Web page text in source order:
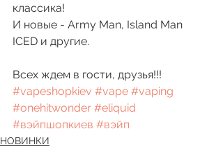
классика!
И новые - Army Man, Island Man
ICED и другие.
Всех ждем в гости, друзья!!!
#vapeshopkiev #vape #vaping
#onehitwonder #eliquid
#вэйпшопкиев #вэйп
НОВИНКИ